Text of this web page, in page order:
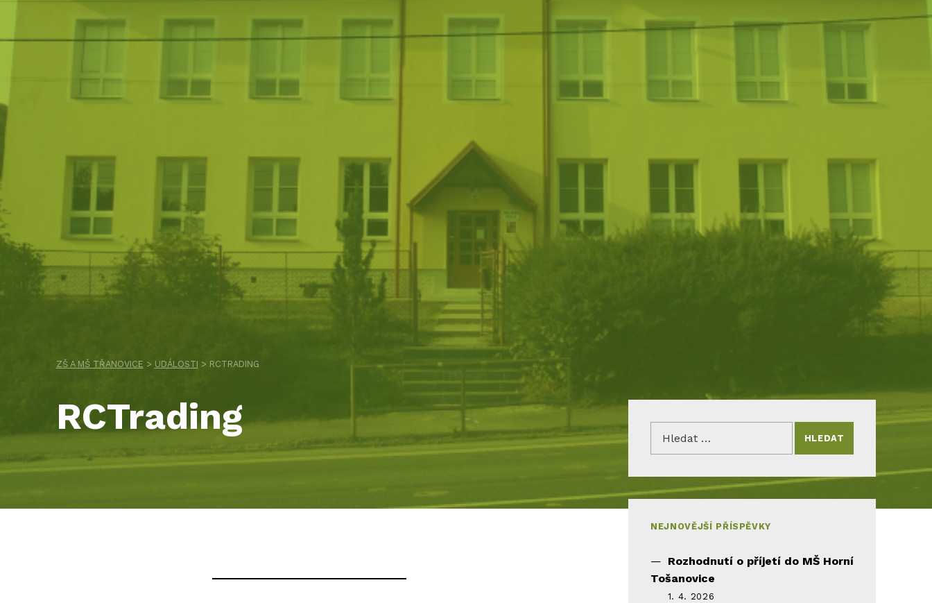
ZŠ A MŠ TŘANOVICE > UDÁLOSTI > RCTRADING
RCTrading Vyhledávání
NEJNOVĚJŠÍ PŘÍSPĚVKY
Rozhodnutí o příjetí do MŠ Horní
Tošanovice
1. 4. 2026